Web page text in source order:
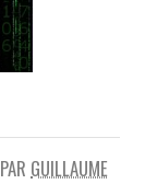
PAR GUILLAUME